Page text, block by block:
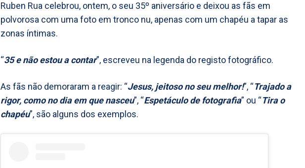
Ruben Rua celebrou, ontem, o seu 35º aniversário e deixou as fãs em
polvorosa com uma foto em tronco nu, apenas com um chapéu a tapar as
zonas íntimas.
“35 e não estou a contar”, escreveu na legenda do registo fotográfico.
As fãs não demoraram a reagir: “Jesus, jeitoso no seu melhor!”, “Trajado a
rigor, como no dia em que nasceu”, “Espetáculo de fotografia” ou “Tira o
chapéu”, são alguns dos exemplos.